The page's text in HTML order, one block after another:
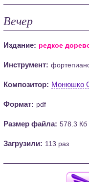
Вечер
Издание: редкое
Инструмент:
Композитор: Монюшко
Формат: pdf
Размер файла: 578.3 Кб
Загрузили: 113 раз